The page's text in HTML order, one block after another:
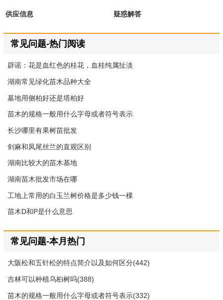
供应信息 疑惑解答
常见问题-热门阅读
辟谣：花是血红色的桂花，血桂纯属扯淡
湖南常见绿化苗木品种大全
墓地用侧柏好还是塔柏好
苗木的规格一般用什么字母或者符号表示
长沙哪里有果树苗批发
剑麻和凤尾丝兰的直观区别
湖南比较大的苗木基地
湖南苗木批发市场在哪
工地上常用的白玉兰树价格是多少钱一棵
苗木D和P是什么意思
常见问题-本月热门
大阪松和五针松的特点简介以及如何区分(442)
吉林可以种植乌桕树吗(388)
苗木的规格一般用什么字母或者符号表示(332)